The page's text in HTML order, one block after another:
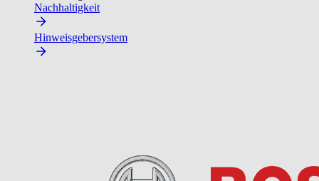
Nachhaltigkeit
Hinweisgebersystem